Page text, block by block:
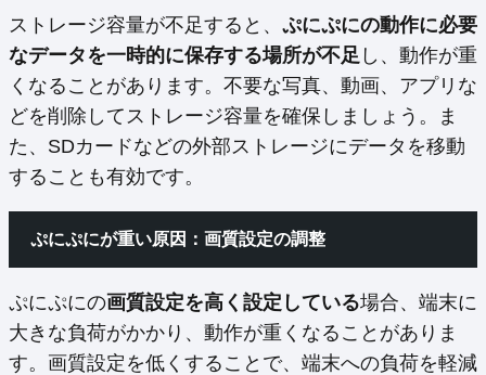
ストレージ容量が不足すると、 ぷにぷにの動作に必要
なデータを一時的に保存する場所が不足 し、動作が重
くなることがあります。不要な写真、動画、アプリな
どを削除してストレージ容量を確保しましょう。ま
た、SDカードなどの外部ストレージにデータを移動
することも有効です。
ぷにぷにが重い原因：画質設定の調整
ぷにぷにの画質設定を高く設定している場合、端末に
大きな負荷がかかり、動作が重くなることがありま
す。画質設定を低くすることで、端末への負荷を軽減